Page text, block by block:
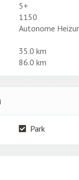
5+
1150
Autonome
35.0 km
86.0 km
Park